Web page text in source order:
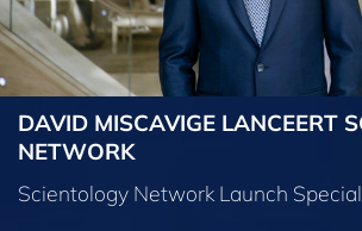
DAVID MISCAVIGE LANCEERT
NETWORK
Scientology Network Launch Special